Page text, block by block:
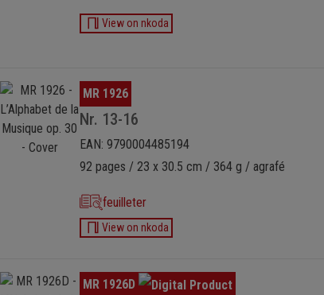
View on nkoda
Ignorer la galerie d'images
MR 1926
Nr. 13-16
EAN: 9790004485194
92 pages / 23 x 30.5 cm / 364 g / agrafé
feuilleter
View on nkoda
Ignorer la galerie d'images
MR 1926D